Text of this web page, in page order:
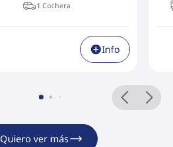
1 Cochera
Info
Quiero ver más